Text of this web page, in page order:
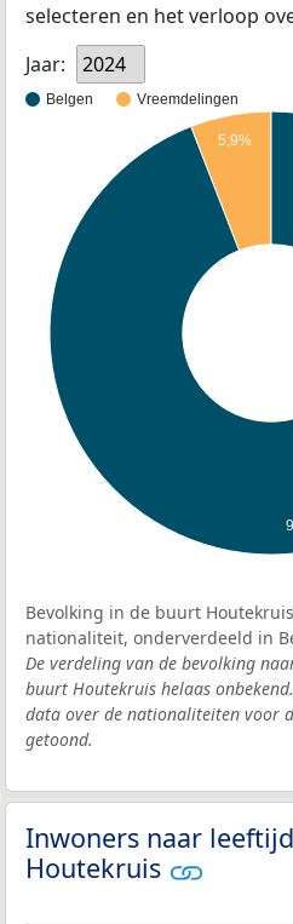
selecteren en het verloop
Jaar:
2024
Belgen Vreemdelingen
5,9%
Bevolking in de buurt
nationaliteit, onderverdeeld in
De verdeling van de bevolking
buurt Houtekruis helaas
data over de nationaliteiten voor
getoond.
Inwoners naar
Houtekruis